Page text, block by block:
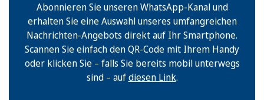
Abonnieren Sie unseren WhatsApp-Kanal und
erhalten Sie eine Auswahl unseres umfangreichen
Nachrichten-Angebots direkt auf Ihr Smartphone.
Scannen Sie einfach den QR-Code mit Ihrem Handy
oder klicken Sie – falls Sie bereits mobil unterwegs
sind – aufdiesen Link.